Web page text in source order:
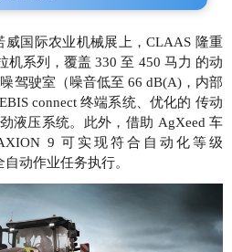
威国际农业机械展上，CLAAS 隆重
机系列，覆盖 330 至 450 马力 的动
驾驶室（噪音低至 66 dB(A)，内部
connect 终端系统、优化的 传动
液压系统。此外，借助 AgXeed 车
9 可实现符合自动化等级
动作业任务执行。